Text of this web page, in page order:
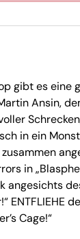
gibt es eine
Ansin,
in ein
in
angesichts
ENTFLIEHE
Cage!“